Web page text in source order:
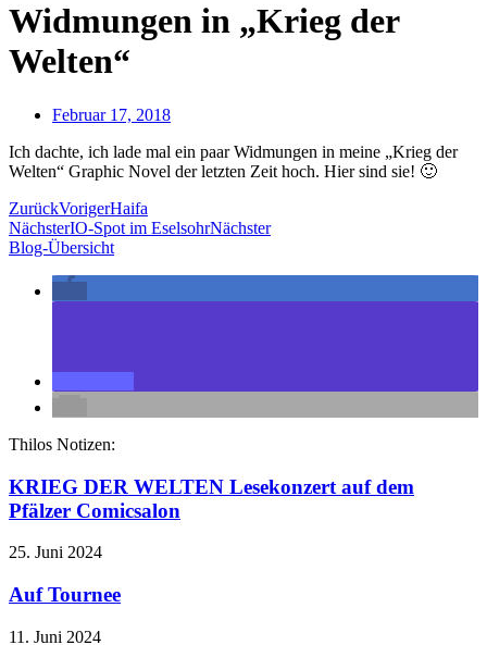
Widmungen in „Krieg der
Welten“
Februar 17, 2018
Ich dachte, ich lade mal ein paar Widmungen in meine „Krieg der
Welten“ Graphic Novel der letzten Zeit hoch. Hier sind sie! 🙂
ZurückVorigerHaifa
NächsterIO-Spot im EselsohrNächster
Blog-Übersicht
Thilos Notizen:
KRIEG DER WELTEN Lesekonzert auf dem
Pfälzer Comicsalon
25. Juni 2024
Auf Tournee
11. Juni 2024